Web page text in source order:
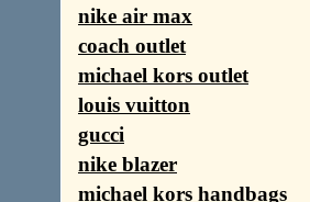
nike air max
coach outlet
michael kors outlet
louis vuitton
gucci
nike blazer
michael kors handbags